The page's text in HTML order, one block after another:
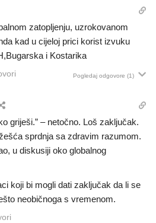
zatopljenju, uzrokovanom
kad u cijeloj prici korist izvuku
i Kostarika
Pogledaj odgovore (1)
griješi.” – netočno. Loš zaključak.
sprdnja sa zdravim razumom.
u diskusiji oko globalnog
koji bi mogli dati zaključak da li se
neobičnoga s vremenom.